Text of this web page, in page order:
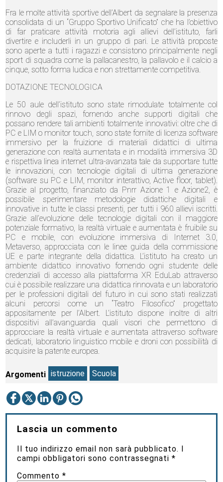
Fra le molte attività sportive dell’Albert da segnalare la presenza
consolidata di un “Gruppo Sportivo Unificato” che ha l’obiettivo
di far praticare attività motoria agli allievi dell’istituto, farli
divertire e includerli in un gruppo di pari. Le attività proposte
sono aperte a tutti i ragazzi e consistono principalmente negli
sport di squadra come la pallacanestro, la pallavolo e il calcio a
cinque, sotto forma ludica e non strettamente competitiva.
DOTAZIONE TECNOLOGICA
Le 50 aule dell’istituto sono state rimodulate totalmente col
rinnovo degli spazi, fornendo anche supporti digitali che
possano rendere tali ambienti totalmente innovativi: oltre che di
PC e LIM o monitor touch, sono state fornite di licenza software
immersivo per la fruizione di materiali didattici di ultima
generazione con realtà aumentata e in modalità immersiva 3D
e rispettiva linea internet ultra-avanzata tale da supportare tutte
le innovazioni, con tecnologie digitali di ultima generazione
(software su PC e LIM, monitor interattivo, Active floor, tablet).
Grazie al progetto, finanziato da Pnrr Azione 1 e Azione2, è
possibile sperimentare metodologie didattiche digitali e
innovative in tutte le classi presenti, per tutti i 960 allievi iscritti.
Grazie all’evoluzione delle tecnologie digitali con il maggiore
potenziale formativo, la realtà virtuale e aumentata è fruibile su
PC e mobile, con evoluzione immersiva di Internet 3.0,
Metaverso, approcciata con le linee guida della commissione
UE e parte integrante della didattica. L’istituto ha creato un
ambiente didattico innovativo fornendo ogni studente delle
credenziali di accesso alla piattaforma XR EduLab attraverso
cui è possibile realizzare una didattica rinnovata e un laboratorio
per le professioni digitali del futuro in cui sono stati realizzati
alcuni percorsi come un “Teatro Filosofico” progettato
appositamente per l’Albert. L’istituto dispone inoltre di altri
dispositivi all’avanguardia quali visori che permettono di
approcciare la realtà virtuale e aumentata attraverso software
dedicati, laboratorio linguistico mobile e droni con possibilità di
acquisire la patente europea.
Argomenti istruzione Scuola
Lascia un commento
Il tuo indirizzo email non sarà pubblicato. I
campi obbligatori sono contrassegnati*
Commento*